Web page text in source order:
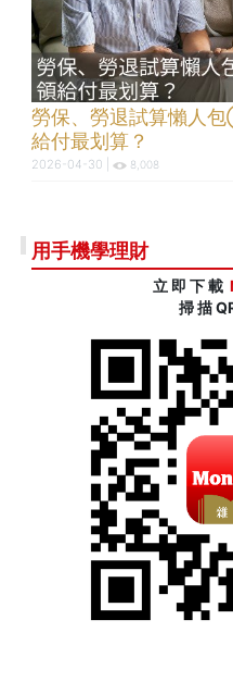
勞保、勞退試算懶人
給付最划算？
2026-04-30 | 8,008
用手機學理財
立 即 下 載
掃 描